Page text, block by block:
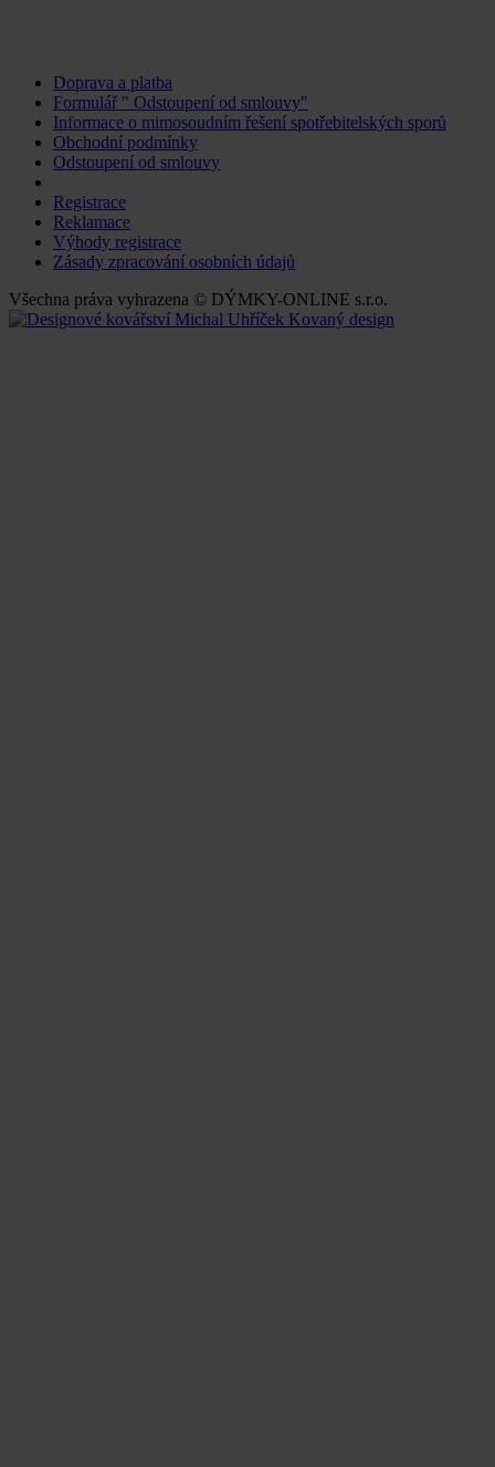
Doprava a platba
Formulář " Odstoupení od smlouvy"
Informace o mimosoudním řešení spotřebitelských sporů
Obchodní podmínky
Odstoupení od smlouvy
Registrace
Reklamace
Výhody registrace
Zásady zpracování osobních údajů
Všechna práva vyhrazena © DÝMKY-ONLINE s.r.o.
Kovaný design